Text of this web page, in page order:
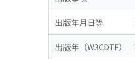
出版年月日等
出版年（W3CDTF）